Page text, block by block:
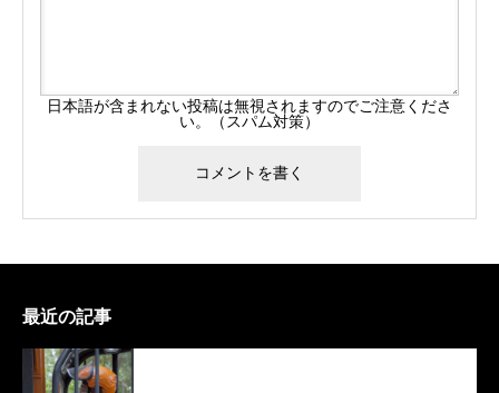
日本語が含まれない投稿は無視されますのでご注意くださ
い。（スパム対策）
最近の記事